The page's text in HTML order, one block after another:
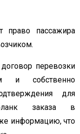
право пассажира
перевозки
и собственно
для
бланк заказа в
информацию, что